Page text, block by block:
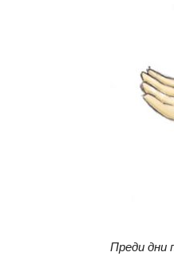
Преди дни